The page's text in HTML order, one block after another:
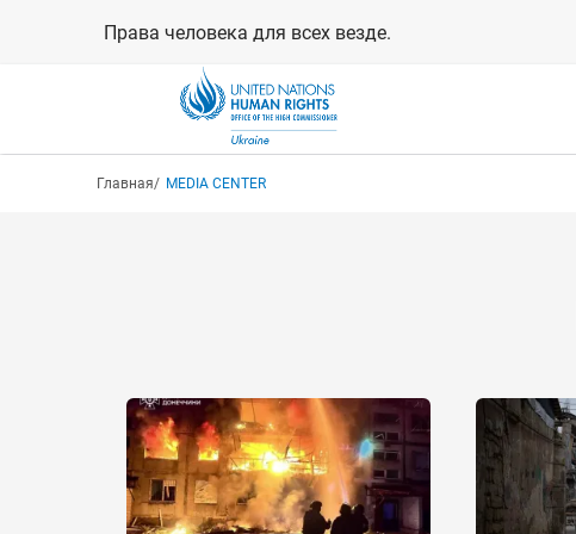
Права человека для всех везде.
Строка навигации
Главная MEDIA CENTER